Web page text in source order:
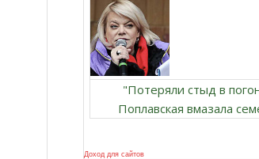
"Потеряли стыд в
Поплавская вмазала
Доход для сайтов